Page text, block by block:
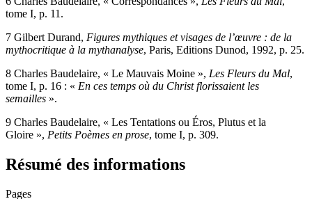
6 Charles Baudelaire, « Correspondances »,
7 Gilbert Durand, Figures mythiques et visages de l’œuvre : de la
8 Charles Baudelaire, « Le Mauvais Moine »,Les Fleurs du Mal
tome I, p. 16 : «
9 Charles Baudelaire, « Les Tentations ou Éros, Plutus et la